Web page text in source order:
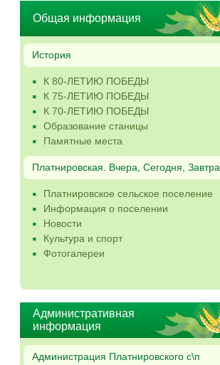
Общая информация
История
К 80-ЛЕТИЮ ПОБЕДЫ
К 75-ЛЕТИЮ ПОБЕДЫ
К 70-ЛЕТИЮ ПОБЕДЫ
Образование станицы
Памятные места
Платнировская. Вчера, Сегодня, Завтра
Платнировское сельское поселение
Информация о поселении
Новости
Культура и спорт
Фотогалереи
Административная
информация
Администрация Платнировского с\п